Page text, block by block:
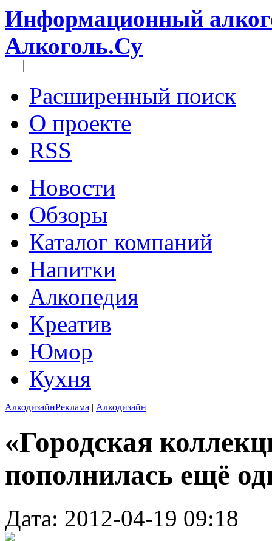
Информационный
Алкоголь.Су
Расширенный поиск
О проекте
RSS
Новости
Обзоры
Каталог компаний
Напитки
Алкопедия
Креатив
Юмор
Кухня
АлкодизайнРеклама | Алкодизайн
«Городская
пополнилась ещё
Дата: 2012-04-19 09:18